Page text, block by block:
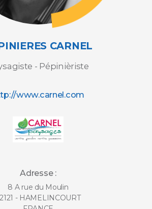
CARNEL
- Pépinièriste
www.carnel.com
Adresse :
8 A rue du Moulin
- HAMELINCOURT